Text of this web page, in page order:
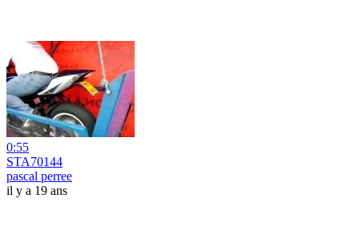
0:55
STA70144
pascal perree
il y a 19 ans